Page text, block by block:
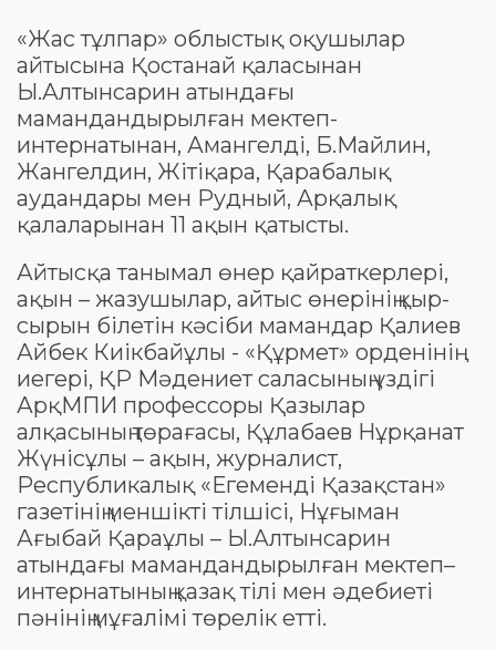
«Жас тұлпар» облыстық оқушылар
айтысына Қостанай қаласынан
Ы.Алтынсарин атындағы
мамандандырылған мектеп-
интернатынан, Амангелді, Б.Майлин,
Жангелдин, Жітіқара, Қарабалық
аудандары мен Рудный, Арқалық
қалаларынан 11 ақын қатысты.
Айтысқа танымал өнер қайраткерлері,
ақын – жазушылар, айтыс өнерінің қыр-
сырын білетін кәсіби мамандар Қалиев
Айбек Киікбайұлы - «Құрмет» орденінің
иегері, ҚР Мәдениет саласының үздігі
АрқМПИ профессоры Қазылар
алқасының төрағасы, Құлабаев Нұрқанат
Жүнісұлы – ақын, журналист,
Республикалық «Егеменді Қазақстан»
газетінің меншікті тілшісі, Нұғыман
Ағыбай Қараұлы – Ы.Алтынсарин
атындағы мамандандырылған мектеп–
интернатының қазақ тілі мен әдебиеті
пәнінің мұғалімі төрелік етті.